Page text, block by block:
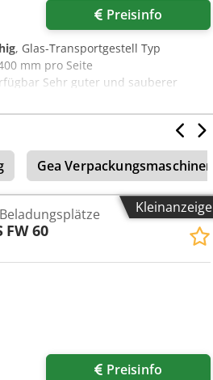
Preisinfo
, Glas-Transportgestell Typ
mm pro Seite
Sehr guter und sauberer
Gea Verpackungsmaschinen
Kleinanzeige
FW 60
Preisinfo